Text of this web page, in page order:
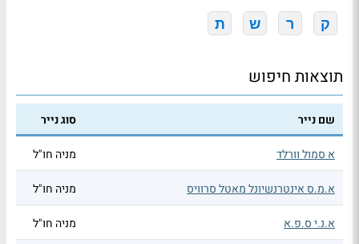
ק ר ש ת
תוצאות חיפוש
שם נייר סוג נייר
א סמול וורלד מניה חו"ל
א.מ.ס אינטרנשיונל מאטל סרוויס מניה חו"ל
א.נ.י ס.פ.א מניה חו"ל